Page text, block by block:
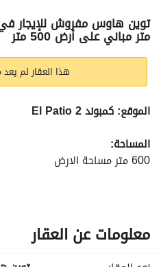
الاماكن القريبة
متر مباني على أرض 500 متر
هذا العقار لم يعد
الموقع: كمبوند El Patio 2
المساحة:
600 متر مساحة الارض
ريسبشن واسع
مطبخ
4 غرف نوم
معلومات عن العقار